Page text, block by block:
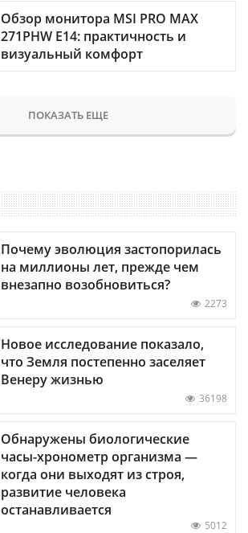
Обзор монитора MSI PRO MAX
271PHW E14: практичность и
визуальный комфорт
ПОКАЗАТЬ ЕЩЕ
Почему эволюция застопорилась
на миллионы лет, прежде чем
внезапно возобновиться?
2273
Новое исследование показало,
что Земля постепенно заселяет
Венеру жизнью
36198
Обнаружены биологические
часы-хронометр организма —
когда они выходят из строя,
развитие человека
останавливается
5012